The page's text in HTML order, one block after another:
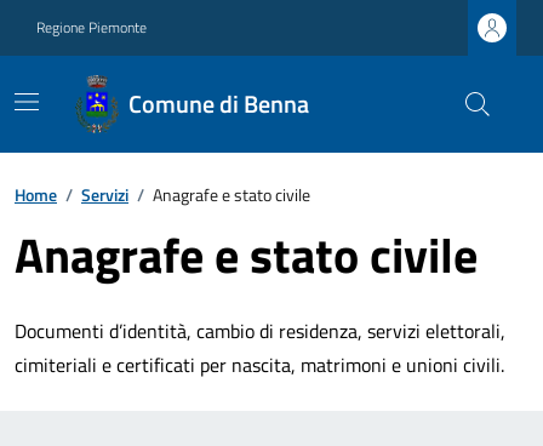
Regione Piemonte
Comune di Benna
Home / Servizi / Anagrafe e stato civile
Anagrafe e stato civile
Documenti d’identità, cambio di residenza, servizi elettorali,
cimiteriali e certificati per nascita, matrimoni e unioni civili.